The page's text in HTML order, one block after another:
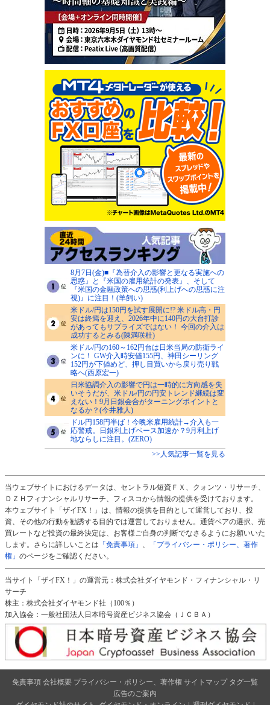
8月7日(金)■『為替介入の影響と更なる実施への
思惑』と『米国の雇用統計の発表』、そして
『米国の金融政策への思惑(利上げへの思惑に注
視)』に注目！(羊飼い)
米ドル/円は150円を試す展開に!? 米ドル高・円
安は終焉を迎え、2026年中に140円の大台打診
があってもサプライズではない！ 今回の介入は
成功するとみる(陳満咲杜)
米ドル/円の160～162円台は日米当局の防衛ライ
ンに！ GW介入時安値155円、神田シーリング
152円が下値めど、押し目買いから戻り売り戦
略へ(西原宏一)
日米協調介入の影響で円は一時的に方向感を失
いそうだが、米ドル/円の円安トレンド継続は変
えない！9月日銀会合がターニングポイントと
なるか？(今井雅人)
ドル円158円半ば！今晩米雇用統計→介入も一
応警戒。日銀利上げペース加速か？9月利上げ
地ならしに注目。(ZERO)
>>人気記事一覧を見る
当ウェブサイトにおけるデータは、セントラル短資ＦＸ、クォンツ・リサーチ、
ＤＺＨフィナンシャルリサーチ、フィスコから情報の提供を受けております。
本ウェブサイト「ザイFX！」は、情報の提供を目的として運営しており、投
資、その他の行動を勧誘する目的では運営しておりません。通貨ペアの選択、売
買レートなど投資の最終決定は、お客様ご自身の判断でなさるようにお願いいた
します。さらに詳しいことは 「免責事項」
「プライバシー・ポリシー、著作
権」 のページをご確認ください。
当サイト「ザイFX！」の運営元：株式会社ダイヤモンド・フィナンシャル・リ
サーチ
株主：株式会社ダイヤモンド社（100％）
加入協会：一般社団法人日本暗号資産ビジネス協会（ＪＣＢＡ）
免責事項 会社概要 プライバシー・ポリシー、著作権 サイトマップ タグ一覧
広告のご案内